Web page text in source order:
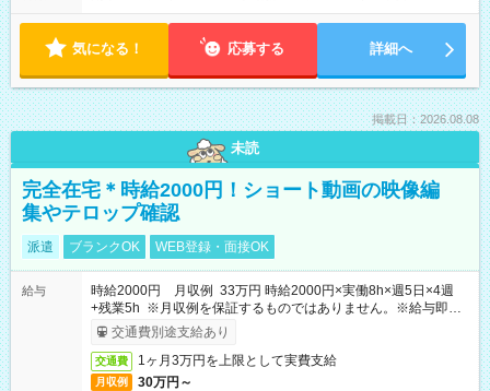
気になる！ 応募する 詳細へ
掲載日：2026.08.08
未読
完全在宅＊時給2000円！ショート動画の映像編
集やテロップ確認
派遣 ブランクOK WEB登録・面接OK
給与
時給2000円 月収例 33万円 時給2000円×実働8h×週5日×4週
+残業5h ※月収例を保証するものではありません。※給与即受
取りサービス利用可（利用条件有）
交通費別途支給あり
交通費 1ヶ月3万円を上限として実費支給
月収例 30万円～